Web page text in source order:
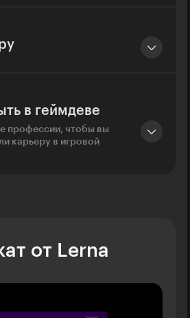
в геймдеве
профессии, чтобы вы
карьеру в игровой
от Lerna